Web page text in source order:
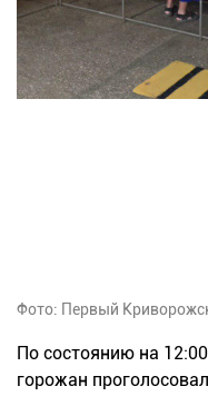
Фото: Первый
По состоянию на
горожан